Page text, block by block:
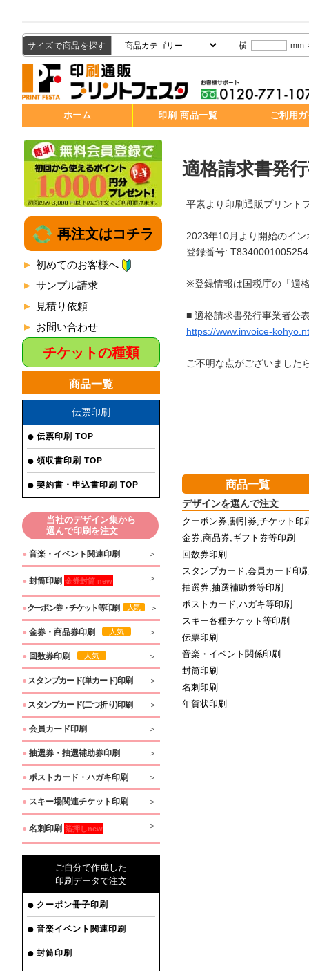
サイズで商品を探す 横 mm
ホーム 印刷 商品一覧 ご利用
再注文はコチラ
初めてのお客様へ
サンプル請求
見積り依頼
お問い合わせ
チケットの種類
商品一覧
伝票印刷
伝票印刷 TOP
領収書印刷 TOP
契約書・申込書印刷 TOP
当社のデザイン集から
選んで印刷を注文
● 音楽・イベント関連印刷
● 封筒印刷 金券封筒 new
●クーポン券・チケット等印刷 人気
● 金券・商品券印刷 人気
● 回数券印刷 人気
● スタンプカード(単カード)印刷
● スタンプカード(二つ折り)印刷
● 会員カード印刷
● 抽選券・抽選補助券印刷
● ポストカード・ハガキ印刷
● スキー場関連チケット印刷
● 名刺印刷 箔押しnew
ご自分で作成した
印刷データで注文
クーポン冊子印刷
音楽イベント関連印刷
封筒印刷
適格請求書発
平素より印刷通販プリント
2023年10月より開始のイ
登録番号: T8340001005254
※登録情報は国税庁の「適
■ 適格請求書発行事業者公
https://www.invoice-
ご不明な点がございました
商品一覧
デザインを選んで注文
クーポン券,割引券,チケット印
金券,商品券,ギフト券等印刷
回数券印刷
スタンプカード,会員カード印
抽選券,抽選補助券等印刷
ポストカード,ハガキ等印刷
スキー各種チケット等印刷
伝票印刷
音楽・イベント関係印刷
封筒印刷
名刺印刷
年賀状印刷